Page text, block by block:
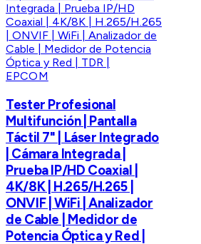
EPCOM
Tester Profesional
Multifunción | Pantalla
Táctil 7" | Láser Integrado
| Cámara Integrada |
Prueba IP/HD Coaxial |
4K/8K | H.265/H.265 |
ONVIF | WiFi | Analizador
de Cable | Medidor de
Potencia Óptica y Red |